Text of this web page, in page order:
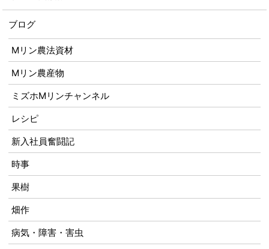
ブログ
Mリン農法資材
Mリン農産物
ミズホMリンチャンネル
レシピ
新入社員奮闘記
時事
果樹
畑作
病気・障害・害虫